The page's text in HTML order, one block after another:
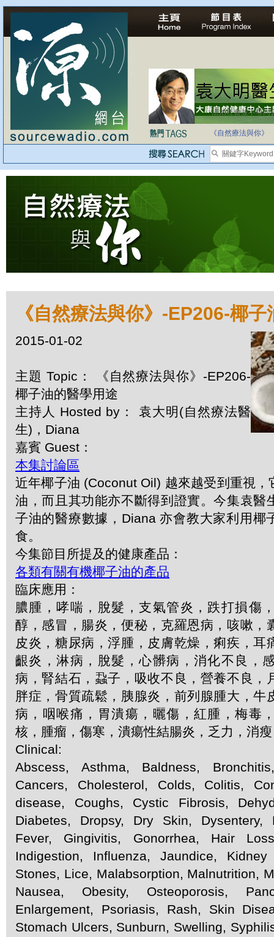
法治社會並不等同
自家教育合法化-
《自然療法與你》
《自然療法與你》-EP206-椰
2015-01-02
主題 Topic： 《自然療法與你》-EP206-
椰子油的醫學用途
主持人 Hosted by： 袁大明(自然療法醫
生)，Diana
嘉賓 Guest：
本集討論區
近年椰子油 (Coconut Oil) 越來越受到重視，
油，而且其功能亦不斷得到證實。今集袁醫
子油的醫療數據，Diana 亦會教大家利用椰
食。
今集節目所提及的健康產品：
各類有關有機椰子油的產品
臨床應用：
膿腫，哮喘，脫髮，支氣管炎，跌打損傷
醇，感冒，腸炎，便秘，克羅恩病，咳嗽，
皮炎，糖尿病，浮腫，皮膚乾燥，痢疾，耳
齦炎，淋病，脫髮，心髒病，消化不良，
病，腎結石，蝨子，吸收不良，營養不良，
胖症，骨質疏鬆，胰腺炎，前列腺腫大，牛
病，咽喉痛，胃潰瘍，曬傷，紅腫，梅毒
核，腫瘤，傷寒，潰瘍性結腸炎，乏力，消
Clinical:
Abscess, Asthma, Baldness,
Cancers, Cholesterol, Colds, Colitis,
disease, Coughs, Cystic Fibrosis,
Diabetes, Dropsy, Dry Skin, Dysentery,
Fever, Gingivitis, Gonorrhea, Hair
Indigestion, Influenza, Jaundice,
Stones, Lice, Malabsorption, Malnutrition,
Nausea, Obesity, Osteoporosis,
Enlargement, Psoriasis, Rash, Skin
Stomach Ulcers, Sunburn, Swelling,